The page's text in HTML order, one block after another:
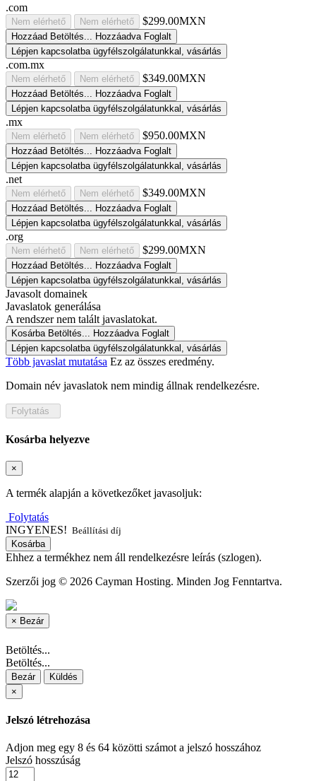
.com
Nem elérhető Nem elérhető $299.00MXN
Hozzáad Betöltés... Hozzáadva Foglalt
Lépjen kapcsolatba ügyfélszolgálatunkkal, vásárlás
.com.mx
Nem elérhető Nem elérhető $349.00MXN
Hozzáad Betöltés... Hozzáadva Foglalt
Lépjen kapcsolatba ügyfélszolgálatunkkal, vásárlás
.mx
Nem elérhető Nem elérhető $950.00MXN
Hozzáad Betöltés... Hozzáadva Foglalt
Lépjen kapcsolatba ügyfélszolgálatunkkal, vásárlás
.net
Nem elérhető Nem elérhető $349.00MXN
Hozzáad Betöltés... Hozzáadva Foglalt
Lépjen kapcsolatba ügyfélszolgálatunkkal, vásárlás
.org
Nem elérhető Nem elérhető $299.00MXN
Hozzáad Betöltés... Hozzáadva Foglalt
Lépjen kapcsolatba ügyfélszolgálatunkkal, vásárlás
Javasolt domainek
Javaslatok generálása
A rendszer nem talált javaslatokat.
Kosárba Betöltés... Hozzáadva Foglalt
Lépjen kapcsolatba ügyfélszolgálatunkkal, vásárlás
Több javaslat mutatása Ez az összes eredmény.
Domain név javaslatok nem mindig állnak rendelkezésre.
Kosárba helyezve
×
A termék alapján a következőket javasoljuk:
Folytatás
INGYENES! Beállítási díj
Kosárba
Ehhez a termékhez nem áll rendelkezésre leírás (szlogen).
Szerzői jog © 2026 Cayman Hosting. Minden Jog Fenntartva.
× Bezár
Betöltés...
Betöltés...
Bezár
Küldés
×
Jelszó létrehozása
Adjon meg egy 8 és 64 közötti számot a jelszó hosszához
Jelszó hosszúság